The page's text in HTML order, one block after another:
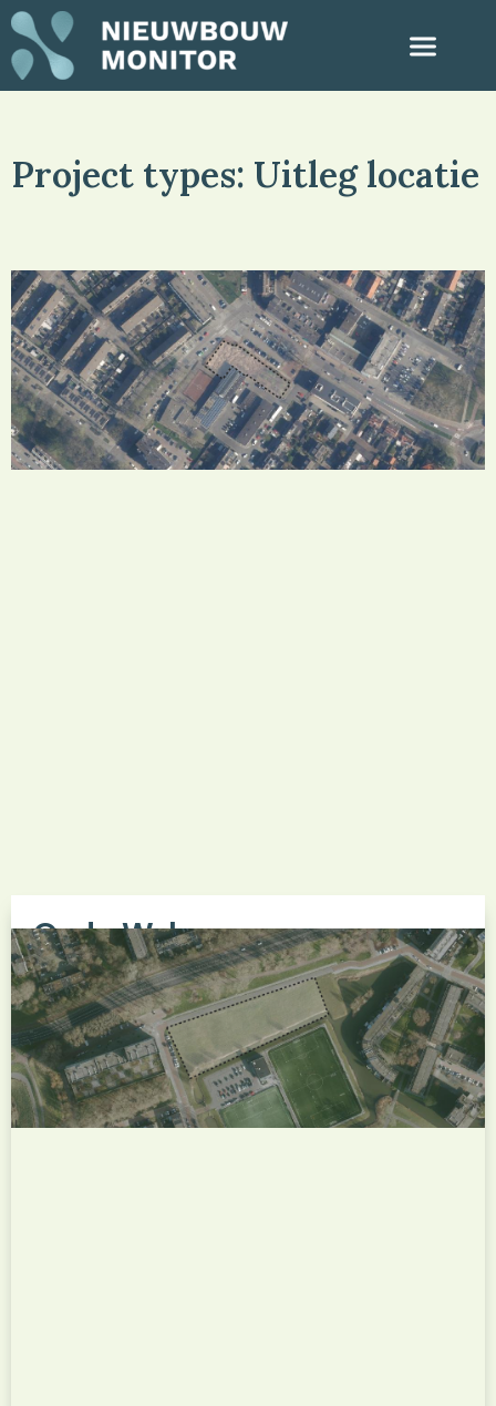
Project types: Uitleg locatie
Oude Wal
Het nieuwbouwproject Oude Wal betreft de
herontwikkeling van een locatie aan de Oude Wal
in de Rotterdamse wijk Hoogvliet. Op deze locatie
wordt een modern appartementengebouw
gerealiseerd met duurzame huurwoningen,
passend binnen de vernieuwing van de wijk en